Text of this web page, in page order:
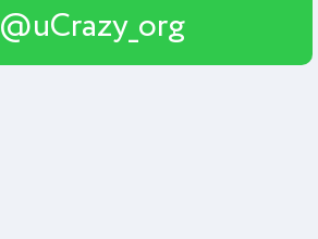
@uCrazy_org